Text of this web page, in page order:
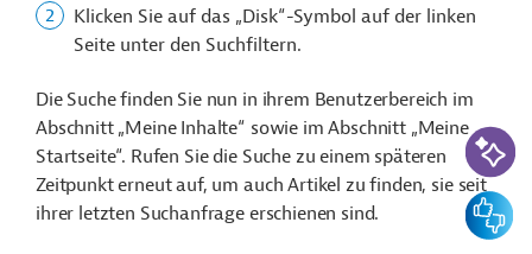
Klicken Sie auf das „Disk“-Symbol auf der linken
Seite unter den Suchfiltern.
Die Suche finden Sie nun in ihrem Benutzerbereich im
Abschnitt „Meine Inhalte“ sowie im Abschnitt „Meine
Startseite“. Rufen Sie die Suche zu einem späteren
Zeitpunkt erneut auf, um auch Artikel zu finden, sie seit
ihrer letzten Suchanfrage erschienen sind.
KI-